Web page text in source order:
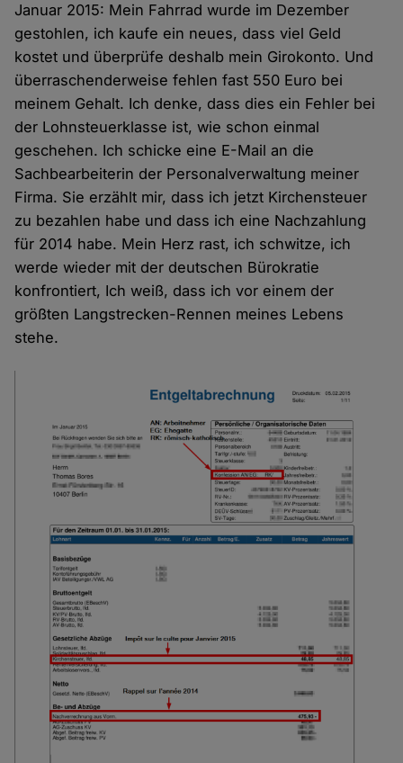
Januar 2015: Mein Fahrrad wurde im Dezember
gestohlen, ich kaufe ein neues, dass viel Geld
kostet und überprüfe deshalb mein Girokonto. Und
überraschenderweise fehlen fast 550 Euro bei
meinem Gehalt. Ich denke, dass dies ein Fehler bei
der Lohnsteuerklasse ist, wie schon einmal
geschehen. Ich schicke eine E-Mail an die
Sachbearbeiterin der Personalverwaltung meiner
Firma. Sie erzählt mir, dass ich jetzt Kirchensteuer
zu bezahlen habe und dass ich eine Nachzahlung
für 2014 habe. Mein Herz rast, ich schwitze, ich
werde wieder mit der deutschen Bürokratie
konfrontiert, Ich weiß, dass ich vor einem der
größten Langstrecken-Rennen meines Lebens
stehe.